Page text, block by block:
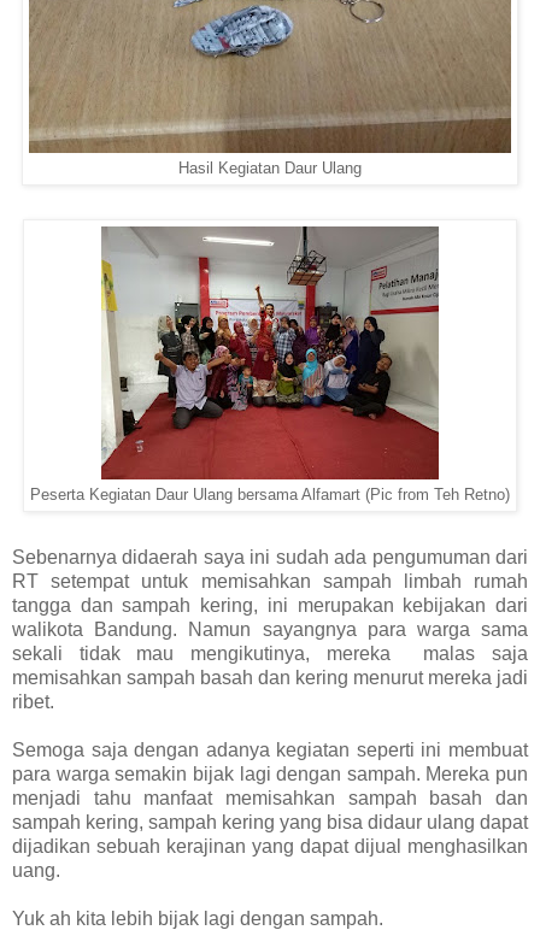
Hasil Kegiatan Daur Ulang
Peserta Kegiatan Daur Ulang bersama Alfamart (Pic from Teh Retno)
Sebenarnya didaerah saya ini sudah ada pengumuman dari
RT setempat untuk memisahkan sampah limbah rumah
tangga dan sampah kering, ini merupakan kebijakan dari
walikota Bandung. Namun sayangnya para warga sama
sekali tidak mau mengikutinya, mereka malas saja
memisahkan sampah basah dan kering menurut mereka jadi
ribet.
Semoga saja dengan adanya kegiatan seperti ini membuat
para warga semakin bijak lagi dengan sampah. Mereka pun
menjadi tahu manfaat memisahkan sampah basah dan
sampah kering, sampah kering yang bisa didaur ulang dapat
dijadikan sebuah kerajinan yang dapat dijual menghasilkan
uang.
Yuk ah kita lebih bijak lagi dengan sampah.